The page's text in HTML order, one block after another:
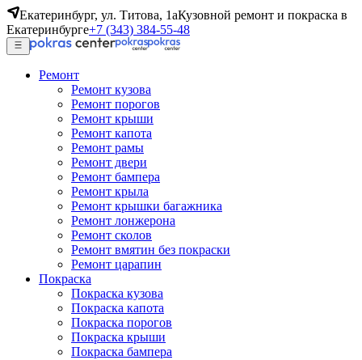
Екатеринбург, ул. Титова, 1аКузовной ремонт и покраска в
Екатеринбурге+7 (343) 384-55-48
Ремонт
Ремонт кузова
Ремонт порогов
Ремонт крыши
Ремонт капота
Ремонт рамы
Ремонт двери
Ремонт бампера
Ремонт крыла
Ремонт крышки багажника
Ремонт лонжерона
Ремонт сколов
Ремонт вмятин без покраски
Ремонт царапин
Покраска
Покраска кузова
Покраска капота
Покраска порогов
Покраска крыши
Покраска бампера